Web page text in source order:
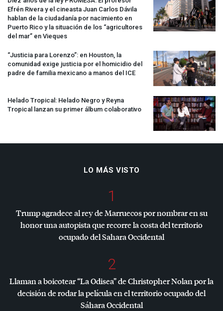
Efrén Rivera y el cineasta Juan Carlos Dávila
hablan de la ciudadanía por nacimiento en
Puerto Rico y la situación de los “agricultores
del mar” en Vieques
“Justicia para Lorenzo”: en Houston, la
comunidad exige justicia por el homicidio del
padre de familia mexicano a manos del ICE
Helado Tropical: Helado Negro y Reyna
Tropical lanzan su primer álbum colaborativo
LO MÁS VISTO
1
Trump agradece al rey de Marruecos por nombrar en su
honor una autopista que recorre la costa del territorio
ocupado del Sahara Occidental
2
Llaman a boicotear “La Odisea” de Christopher Nolan por la
decisión de rodar la película en el territorio ocupado del
Sáhara Occidental